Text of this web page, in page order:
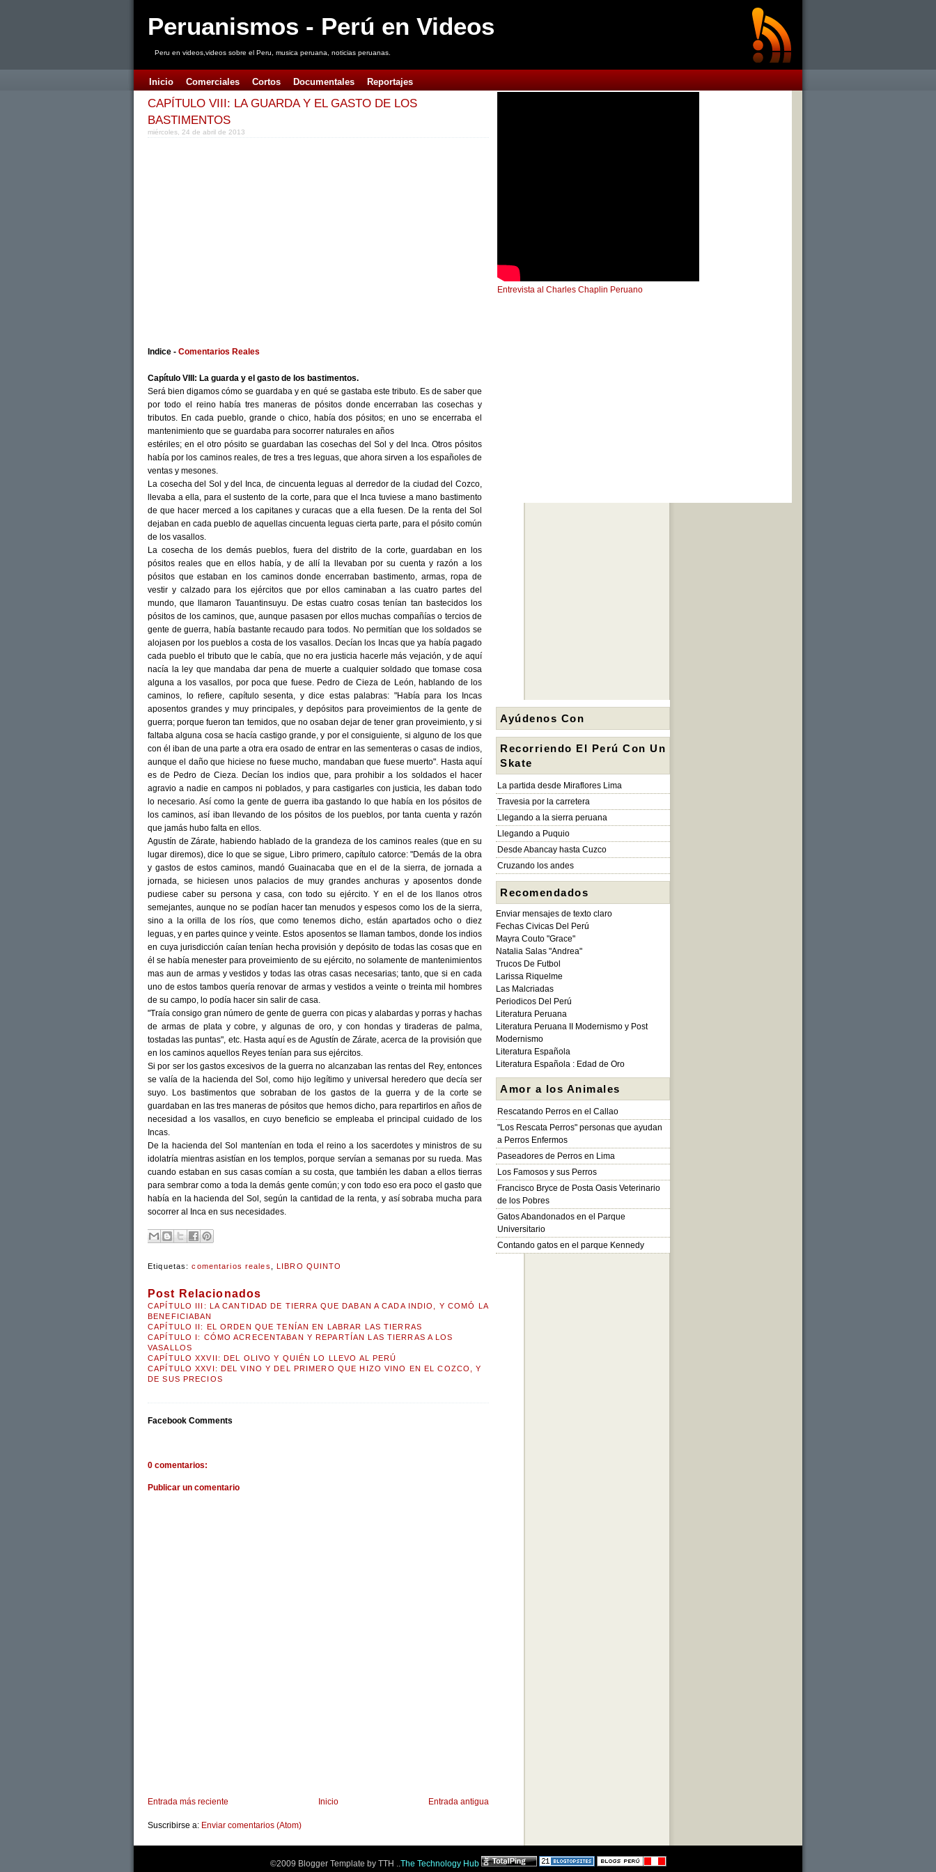
Peruanismos - Perú en Videos
Peru en videos,videos sobre el Peru, musica peruana, noticias peruanas.
Inicio Comerciales Cortos Documentales Reportajes
CAPÍTULO VIII: LA GUARDA Y EL GASTO DE LOS
BASTIMENTOS
miércoles, 24 de abril de 2013
Indice - Comentarios Reales
Capítulo VIII: La guarda y el gasto de los bastimentos.
Será bien digamos cómo se guardaba y en qué se gastaba este tributo. Es de saber que
por todo el reino había tres maneras de pósitos donde encerraban las cosechas y
tributos. En cada pueblo, grande o chico, había dos pósitos; en uno se encerraba el
mantenimiento que se guardaba para socorrer naturales en años
estériles; en el otro pósito se guardaban las cosechas del Sol y del Inca. Otros pósitos
había por los caminos reales, de tres a tres leguas, que ahora sirven a los españoles de
ventas y mesones.
La cosecha del Sol y del Inca, de cincuenta leguas al derredor de la ciudad del Cozco,
llevaba a ella, para el sustento de la corte, para que el Inca tuviese a mano bastimento
de que hacer merced a los capitanes y curacas que a ella fuesen. De la renta del Sol
dejaban en cada pueblo de aquellas cincuenta leguas cierta parte, para el pósito común
de los vasallos.
La cosecha de los demás pueblos, fuera del distrito de la corte, guardaban en los
pósitos reales que en ellos había, y de allí la llevaban por su cuenta y razón a los
pósitos que estaban en los caminos donde encerraban bastimento, armas, ropa de
vestir y calzado para los ejércitos que por ellos caminaban a las cuatro partes del
mundo, que llamaron Tauantinsuyu. De estas cuatro cosas tenían tan bastecidos los
pósitos de los caminos, que, aunque pasasen por ellos muchas compañías o tercios de
gente de guerra, había bastante recaudo para todos. No permitían que los soldados se
alojasen por los pueblos a costa de los vasallos. Decían los Incas que ya había pagado
cada pueblo el tributo que le cabía, que no era justicia hacerle más vejación, y de aquí
nacía la ley que mandaba dar pena de muerte a cualquier soldado que tomase cosa
alguna a los vasallos, por poca que fuese. Pedro de Cieza de León, hablando de los
caminos, lo refiere, capítulo sesenta, y dice estas palabras: "Había para los Incas
aposentos grandes y muy principales, y depósitos para proveimientos de la gente de
guerra; porque fueron tan temidos, que no osaban dejar de tener gran proveimiento, y si
faltaba alguna cosa se hacía castigo grande, y por el consiguiente, si alguno de los que
con él iban de una parte a otra era osado de entrar en las sementeras o casas de indios,
aunque el daño que hiciese no fuese mucho, mandaban que fuese muerto". Hasta aquí
es de Pedro de Cieza. Decían los indios que, para prohibir a los soldados el hacer
agravio a nadie en campos ni poblados, y para castigarles con justicia, les daban todo
lo necesario. Así como la gente de guerra iba gastando lo que había en los pósitos de
los caminos, así iban llevando de los pósitos de los pueblos, por tanta cuenta y razón
que jamás hubo falta en ellos.
Agustín de Zárate, habiendo hablado de la grandeza de los caminos reales (que en su
lugar diremos), dice lo que se sigue, Libro primero, capítulo catorce: "Demás de la obra
y gastos de estos caminos, mandó Guainacaba que en el de la sierra, de jornada a
jornada, se hiciesen unos palacios de muy grandes anchuras y aposentos donde
pudiese caber su persona y casa, con todo su ejército. Y en el de los llanos otros
semejantes, aunque no se podían hacer tan menudos y espesos como los de la sierra,
sino a la orilla de los ríos, que como tenemos dicho, están apartados ocho o diez
leguas, y en partes quince y veinte. Estos aposentos se llaman tambos, donde los indios
en cuya jurisdicción caían tenían hecha provisión y depósito de todas las cosas que en
él se había menester para proveimiento de su ejército, no solamente de mantenimientos
mas aun de armas y vestidos y todas las otras casas necesarias; tanto, que si en cada
uno de estos tambos quería renovar de armas y vestidos a veinte o treinta mil hombres
de su campo, lo podía hacer sin salir de casa.
"Traía consigo gran número de gente de guerra con picas y alabardas y porras y hachas
de armas de plata y cobre, y algunas de oro, y con hondas y tiraderas de palma,
tostadas las puntas", etc. Hasta aquí es de Agustín de Zárate, acerca de la provisión que
en los caminos aquellos Reyes tenían para sus ejércitos.
Si por ser los gastos excesivos de la guerra no alcanzaban las rentas del Rey, entonces
se valía de la hacienda del Sol, como hijo legítimo y universal heredero que decía ser
suyo. Los bastimentos que sobraban de los gastos de la guerra y de la corte se
guardaban en las tres maneras de pósitos que hemos dicho, para repartirlos en años de
necesidad a los vasallos, en cuyo beneficio se empleaba el principal cuidado de los
Incas.
De la hacienda del Sol mantenían en toda el reino a los sacerdotes y ministros de su
idolatría mientras asistían en los templos, porque servían a semanas por su rueda. Mas
cuando estaban en sus casas comían a su costa, que también les daban a ellos tierras
para sembrar como a toda la demás gente común; y con todo eso era poco el gasto que
había en la hacienda del Sol, según la cantidad de la renta, y así sobraba mucha para
socorrer al Inca en sus necesidades.
Etiquetas:comentarios reales , LIBRO QUINTO
Post Relacionados
CAPÍTULO III: LA CANTIDAD DE TIERRA QUE DABAN A CADA INDIO, Y COMÓ LA
BENEFICIABAN
CAPÍTULO II: EL ORDEN QUE TENÍAN EN LABRAR LAS TIERRAS
CAPÍTULO I: CÓMO ACRECENTABAN Y REPARTÍAN LAS TIERRAS A LOS
VASALLOS
CAPÍTULO XXVII: DEL OLIVO Y QUIÉN LO LLEVO AL PERÚ
CAPÍTULO XXVI: DEL VINO Y DEL PRIMERO QUE HIZO VINO EN EL COZCO, Y
DE SUS PRECIOS
Facebook Comments
0 comentarios:
Publicar un comentario
Entrada más reciente Entrada antigua
Inicio
Suscribirse a: Enviar comentarios (Atom)
Entrevista al Charles Chaplin Peruano
Ayúdenos Con
Recorriendo El Perú Con Un
Skate
La partida desde Miraflores Lima
Travesia por la carretera
Llegando a la sierra peruana
Llegando a Puquio
Desde Abancay hasta Cuzco
Cruzando los andes
Recomendados
Enviar mensajes de texto claro
Fechas Civicas Del Perú
Mayra Couto "Grace"
Natalia Salas "Andrea"
Trucos De Futbol
Larissa Riquelme
Las Malcriadas
Periodicos Del Perú
Literatura Peruana
Literatura Peruana II Modernismo y Post
Modernismo
Literatura Española
Literatura Española : Edad de Oro
Amor a los Animales
Rescatando Perros en el Callao
"Los Rescata Perros" personas que ayudan
a Perros Enfermos
Paseadores de Perros en Lima
Los Famosos y sus Perros
Francisco Bryce de Posta Oasis Veterinario
de los Pobres
Gatos Abandonados en el Parque
Universitario
Contando gatos en el parque Kennedy
©2009 Blogger Template by TTH ..The Technology Hub